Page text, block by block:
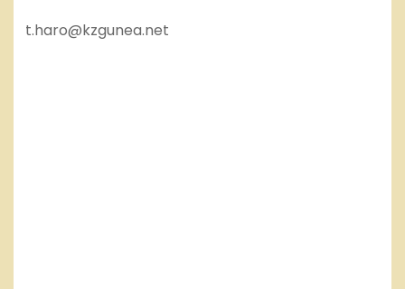
t.haro@kzgunea.net